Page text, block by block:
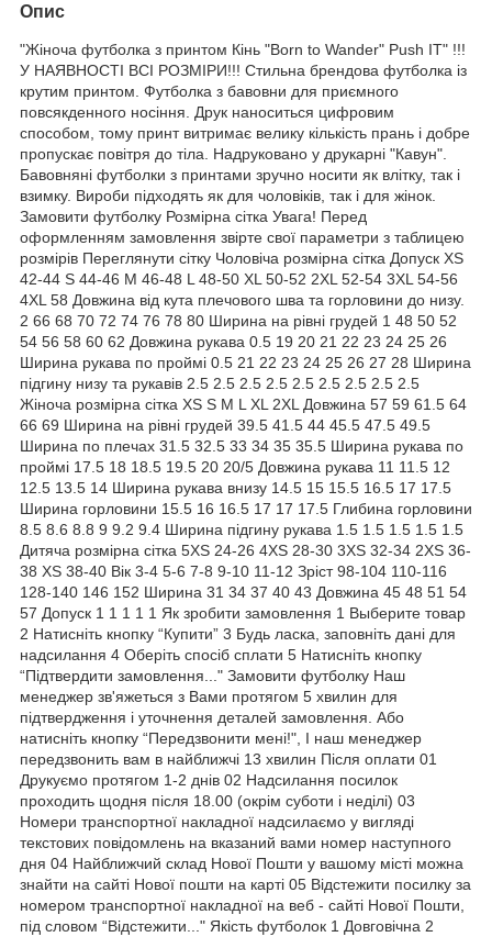
Опис
"Жіноча футболка з принтом Кінь "Born to Wander" Push IT" !!!
У НАЯВНОСТІ ВСІ РОЗМІРИ!!! Стильна брендова футболка із
крутим принтом. Футболка з бавовни для приємного
повсякденного носіння. Друк наноситься цифровим
способом, тому принт витримає велику кількість прань і добре
пропускає повітря до тіла. Надруковано у друкарні "Кавун".
Бавовняні футболки з принтами зручно носити як влітку, так і
взимку. Вироби підходять як для чоловіків, так і для жінок.
Замовити футболку Розмірна сітка Увага! Перед
оформленням замовлення звірте свої параметри з таблицею
розмірів Переглянути сітку Чоловіча розмірна сітка Допуск XS
42-44 S 44-46 M 46-48 L 48-50 XL 50-52 2XL 52-54 3XL 54-56
4XL 58 Довжина від кута плечового шва та горловини до низу.
2 66 68 70 72 74 76 78 80 Ширина на рівні грудей 1 48 50 52
54 56 58 60 62 Довжина рукава 0.5 19 20 21 22 23 24 25 26
Ширина рукава по проймі 0.5 21 22 23 24 25 26 27 28 Ширина
підгину низу та рукавів 2.5 2.5 2.5 2.5 2.5 2.5 2.5 2.5 2.5
Жіноча розмірна сітка XS S M L XL 2XL Довжина 57 59 61.5 64
66 69 Ширина на рівні грудей 39.5 41.5 44 45.5 47.5 49.5
Ширина по плечах 31.5 32.5 33 34 35 35.5 Ширина рукава по
проймі 17.5 18 18.5 19.5 20 20/5 Довжина рукава 11 11.5 12
12.5 13.5 14 Ширина рукава внизу 14.5 15 15.5 16.5 17 17.5
Ширина горловини 15.5 16 16.5 17 17 17.5 Глибина горловини
8.5 8.6 8.8 9 9.2 9.4 Ширина підгину рукава 1.5 1.5 1.5 1.5 1.5
Дитяча розмірна сітка 5XS 24-26 4XS 28-30 3XS 32-34 2XS 36-
38 XS 38-40 Вік 3-4 5-6 7-8 9-10 11-12 Зріст 98-104 110-116
128-140 146 152 Ширина 31 34 37 40 43 Довжина 45 48 51 54
57 Допуск 1 1 1 1 1 Як зробити замовлення 1 Выберите товар
2 Натисніть кнопку “Купити” 3 Будь ласка, заповніть дані для
надсилання 4 Оберіть спосіб сплати 5 Натисніть кнопку
“Підтвердити замовлення..." Замовити футболку Наш
менеджер зв'яжеться з Вами протягом 5 хвилин для
підтвердження і уточнення деталей замовлення. Або
натисніть кнопку “Передзвонити мені!", І наш менеджер
передзвонить вам в найближчі 13 хвилин Після оплати 01
Друкуємо протягом 1-2 днів 02 Надсилання посилок
проходить щодня після 18.00 (окрім суботи і неділі) 03
Номери транспортної накладної надсилаємо у вигляді
текстових повідомлень на вказаний вами номер наступного
дня 04 Найближчий склад Нової Пошти у вашому місті можна
знайти на сайті Нової пошти на карті 05 Відстежити посилку за
номером транспортної накладної на веб - сайті Нової Пошти,
під словом “Відстежити..." Якість футболок 1 Довговічна 2